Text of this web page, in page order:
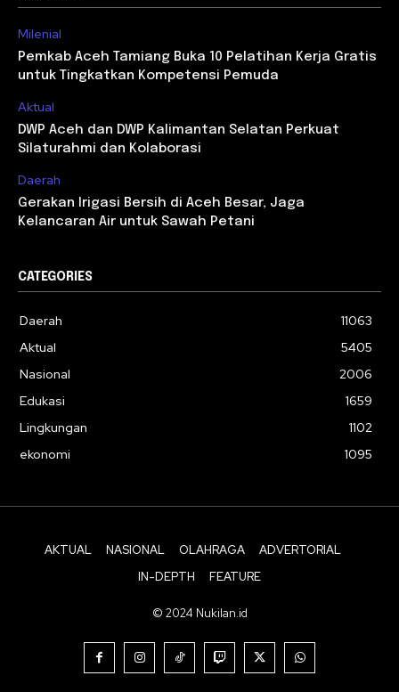
Milenial
Pemkab Aceh Tamiang Buka 10 Pelatihan Kerja Gratis
untuk Tingkatkan Kompetensi Pemuda
Aktual
DWP Aceh dan DWP Kalimantan Selatan Perkuat
Silaturahmi dan Kolaborasi
Daerah
Gerakan Irigasi Bersih di Aceh Besar, Jaga
Kelancaran Air untuk Sawah Petani
CATEGORIES
Daerah
11063
Aktual
5405
Nasional
2006
Edukasi
1659
Lingkungan
1102
ekonomi
1095
AKTUAL NASIONAL OLAHRAGA
ADVERTORIAL
IN-DEPTH
FEATURE
© 2024 Nukilan.id